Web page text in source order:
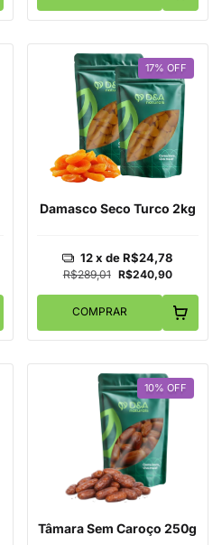
17% OFF
Damasco Seco Turco 2kg
R$289,01 R$240,90
12 x deR$24,78
COMPRAR
10% OFF
Tâmara Sem Caroço 250g